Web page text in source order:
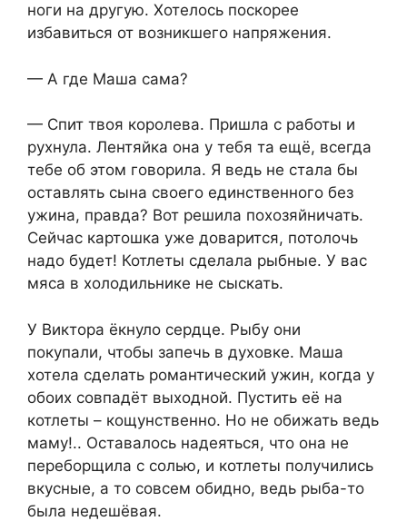
ноги на другую. Хотелось поскорее
избавиться от возникшего напряжения.
— А где Маша сама?
— Спит твоя королева. Пришла с работы и
рухнула. Лентяйка она у тебя та ещё, всегда
тебе об этом говорила. Я ведь не стала бы
оставлять сына своего единственного без
ужина, правда? Вот решила похозяйничать.
Сейчас картошка уже доварится, потолочь
надо будет! Котлеты сделала рыбные. У вас
мяса в холодильнике не сыскать.
У Виктора ёкнуло сердце. Рыбу они
покупали, чтобы запечь в духовке. Маша
хотела сделать романтический ужин, когда у
обоих совпадёт выходной. Пустить её на
котлеты – кощунственно. Но не обижать ведь
маму!.. Оставалось надеяться, что она не
переборщила с солью, и котлеты получились
вкусные, а то совсем обидно, ведь рыба-то
была недешёвая.